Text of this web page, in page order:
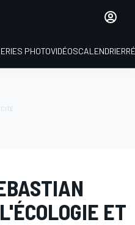
PHOTOVIDÉOSCALENDRIER
ET